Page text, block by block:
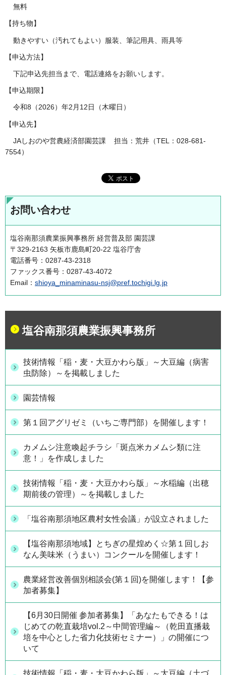
無料
【持ち物】
動きやすい（汚れてもよい）服装、筆記用具、雨具等
【申込方法】
下記申込先担当まで、電話連絡をお願いします。
【申込期限】
令和8（2026）年2月12日（木曜日）
【申込先】
JAしおのや営農経済部園芸課 担当：荒井（TEL：028-681-
7554）
お問い合わせ
塩谷南那須農業振興事務所 経営普及部 園芸課
〒329-2163 矢板市鹿島町20-22 塩谷庁舎
電話番号：0287-43-2318
ファックス番号：0287-43-4072
Email： shioya_minaminasu-nsj@pref.tochigi.lg.jp
塩谷南那須農業振興事務所
技術情報「稲・麦・大豆かわら版」～大豆編（病害
虫防除）～を掲載しました
園芸情報
第１回アグリゼミ（いちご専門部）を開催します！
カメムシ注意喚起チラシ「斑点米カメムシ類に注
意！」を作成しました
技術情報「稲・麦・大豆かわら版」～水稲編（出穂
期前後の管理）～を掲載しました
「塩谷南那須地区農村女性会議」が設立されました
【塩谷南那須地域】とちぎの星煌めく☆第１回しお
なん美味米（うまい）コンクールを開催します！
農業経営改善個別相談会(第１回)を開催します！【参
加者募集】
【6月30日開催 参加者募集】「あなたもできる！は
じめての乾直栽培vol.2～中間管理編～（乾田直播栽
培を中心とした省力化技術セミナー）」の開催につ
いて
技術情報「稲・麦・大豆かわら版」～大豆編（土づ